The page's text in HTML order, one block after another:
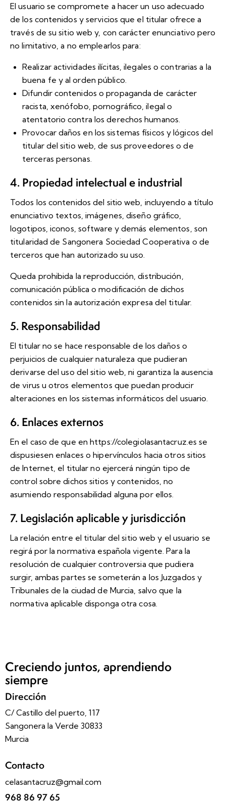
El usuario se compromete a hacer un uso adecuado
de los contenidos y servicios que el titular ofrece a
través de su sitio web y, con carácter enunciativo pero
no limitativo, a no emplearlos para:
Realizar actividades ilícitas, ilegales o contrarias a la
buena fe y al orden público.
Difundir contenidos o propaganda de carácter
racista, xenófobo, pornográfico, ilegal o
atentatorio contra los derechos humanos.
Provocar daños en los sistemas físicos y lógicos del
titular del sitio web, de sus proveedores o de
terceras personas.
4. Propiedad intelectual e industrial
Todos los contenidos del sitio web, incluyendo a título
enunciativo textos, imágenes, diseño gráfico,
logotipos, iconos, software y demás elementos, son
titularidad de Sangonera Sociedad Cooperativa o de
terceros que han autorizado su uso.
Queda prohibida la reproducción, distribución,
comunicación pública o modificación de dichos
contenidos sin la autorización expresa del titular.
5. Responsabilidad
El titular no se hace responsable de los daños o
perjuicios de cualquier naturaleza que pudieran
derivarse del uso del sitio web, ni garantiza la ausencia
de virus u otros elementos que puedan producir
alteraciones en los sistemas informáticos del usuario.
6. Enlaces externos
En el caso de que enhttps://colegiolasantacruz.es se
dispusiesen enlaces o hipervínculos hacia otros sitios
de Internet, el titular no ejercerá ningún tipo de
control sobre dichos sitios y contenidos, no
asumiendo responsabilidad alguna por ellos.
7. Legislación aplicable y jurisdicción
La relación entre el titular del sitio web y el usuario se
regirá por la normativa española vigente. Para la
resolución de cualquier controversia que pudiera
surgir, ambas partes se someterán a los Juzgados y
Tribunales de la ciudad de Murcia, salvo que la
normativa aplicable disponga otra cosa.
Creciendo juntos, aprendiendo
siempre
Dirección
C/ Castillo del puerto, 117
Sangonera la Verde 30833
Murcia
Contacto
celasantacruz@gmail.com
968 86 97 65